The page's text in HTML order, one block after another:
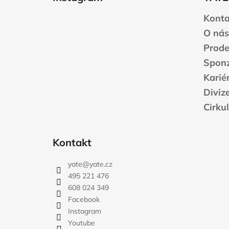
O nás
Kontakt
yate@yate.cz
495 221 476
608 024 349
Facebook
Instagram
Youtube